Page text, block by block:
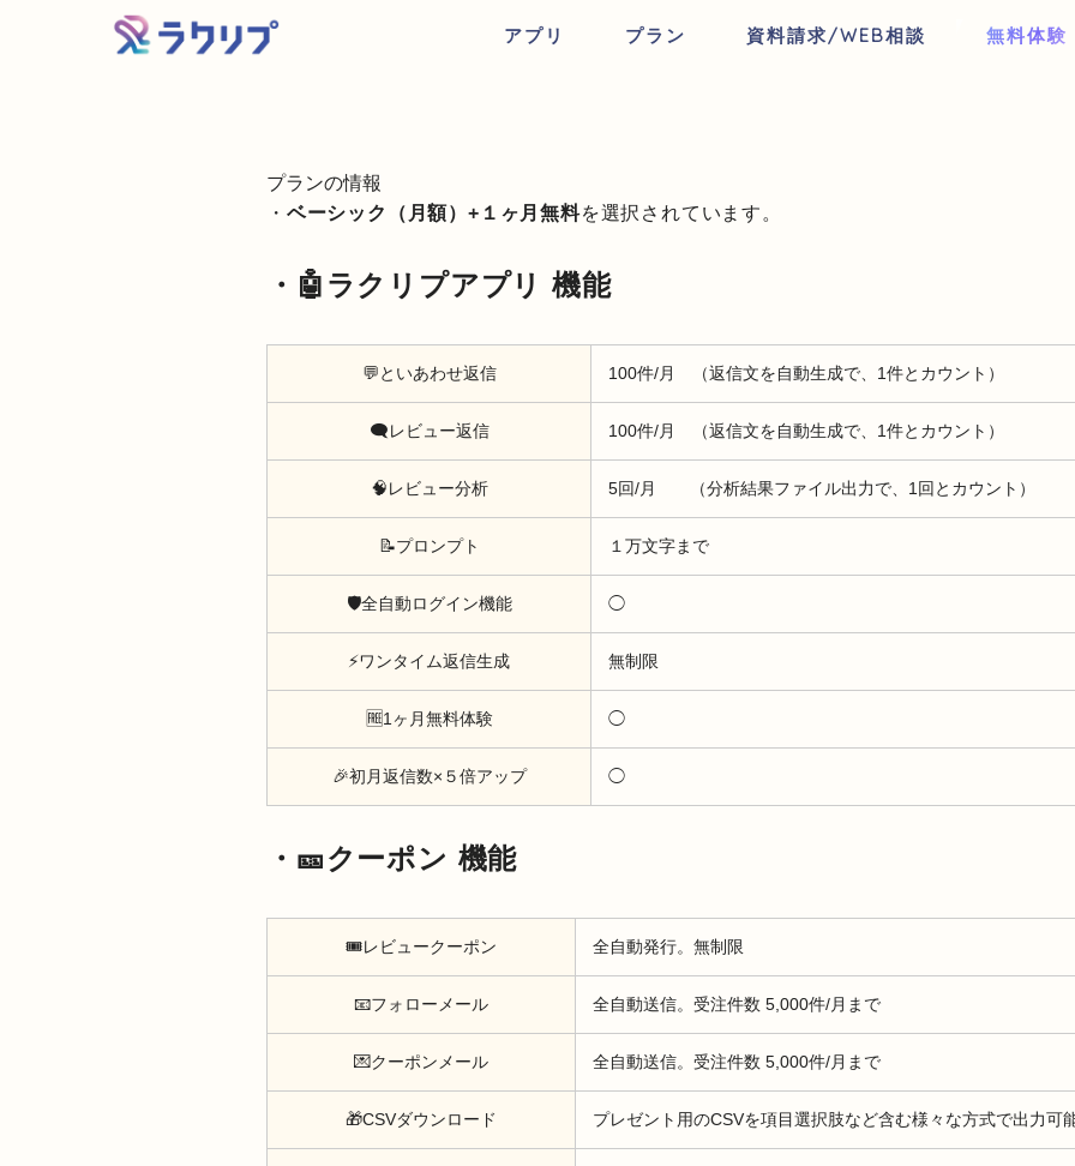
アプリ プラン 資料請求/WEB相談 無料体験
プランの情報
・ ベーシック（月額）+１ヶ月無料を選択されています。
・🤖ラクリプアプリ 機能
💬といあわせ返信 100件/月 （返信文を自動生成で、1件とカウント）
🗨️レビュー返信 100件/月 （返信文を自動生成で、1件とカウント）
🧠レビュー分析 5回/月 （分析結果ファイル出力で、1回とカウント）
📝プロンプト １万文字まで
🛡️全自動ログイン機能 ◯
⚡ワンタイム返信生成 無制限
🆓1ヶ月無料体験 ◯
🎉初月返信数×５倍アップ ◯
・🎫クーポン 機能
🎟️レビュークーポン 全自動発行。無制限
📧フォローメール 全自動送信。受注件数 5,000件/月まで
💌クーポンメール 全自動送信。受注件数 5,000件/月まで
🎁CSVダウンロード プレゼント用のCSVを項目選択肢など含む様々な方式で出力可